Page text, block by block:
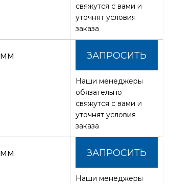
свяжутся с вами и
уточнят условия
заказа
мм ЗАПРОСИТЬ
СТОИМОСТЬ
Наши менеджеры
обязательно
свяжутся с вами и
уточнят условия
заказа
мм ЗАПРОСИТЬ
Наши менеджеры